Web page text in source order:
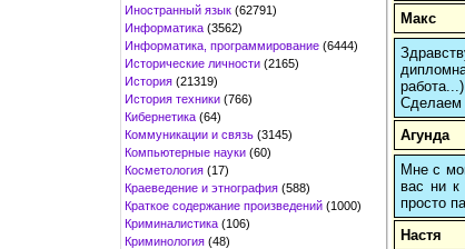
Иностранный язык (62791)
Информатика (3562)
Информатика, программирование (6444)
Исторические личности (2165)
История (21319)
История техники (766)
Кибернетика (64)
Коммуникации и связь (3145)
Компьютерные науки (60)
Косметология (17)
Краеведение и этнография (588)
Краткое содержание произведений (1000)
Криминалистика (106)
Криминология (48)
Макс
Сделаем
Агунда
Мне с
вас ни к
просто
Настя